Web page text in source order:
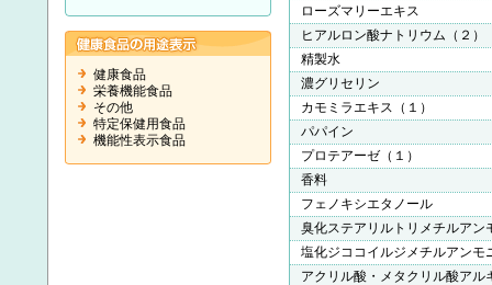
ローズマリーエキス
ヒアルロン酸ナトリウム（２）
精製水
濃グリセリン
カモミラエキス（１）
パパイン
プロテアーゼ（１）
香料
フェノキシエタノール
臭化ステアリルトリメチルアン
塩化ジココイルジメチルアンモ
アクリル酸・メタクリル酸アル
健康食品
栄養機能食品
その他
特定保健用食品
機能性表示食品